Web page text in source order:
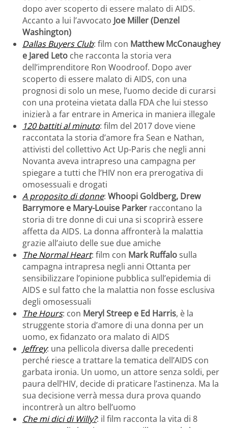
dopo aver scoperto di essere malato di AIDS.
Accanto a lui l’avvocato Joe Miller (Denzel
Washington)
Dallas Buyers Club: film con Matthew McConaughey
e Jared Leto che racconta la storia vera
dell’imprenditore Ron Woodroof. Dopo aver
scoperto di essere malato di AIDS, con una
prognosi di solo un mese, l’uomo decide di curarsi
con una proteina vietata dalla FDA che lui stesso
inizierà a far entrare in America in maniera illegale
120 battiti al minuto: film del 2017 dove viene
raccontata la storia d’amore fra Sean e Nathan,
attivisti del collettivo Act Up-Paris che negli anni
Novanta aveva intrapreso una campagna per
spiegare a tutti che l’HIV non era prerogativa di
omosessuali e drogati
A proposito di donne: Whoopi Goldberg, Drew
Barrymore e Mary-Louise Parker raccontano la
storia di tre donne di cui una si scoprirà essere
affetta da AIDS. La donna affronterà la malattia
grazie all’aiuto delle sue due amiche
The Normal Heart: film con Mark Ruffalosulla
campagna intrapresa negli anni Ottanta per
sensibilizzare l’opinione pubblica sull’epidemia di
AIDS e sul fatto che la malattia non fosse esclusiva
degli omosessuali
The Hours: con Meryl Streep e Ed Harris, è la
struggente storia d’amore di una donna per un
uomo, ex fidanzato ora malato di AIDS
Jeffrey: una pellicola diversa dalle precedenti
perché riesce a trattare la tematica dell’AIDS con
garbata ironia. Un uomo, un attore senza soldi, per
paura dell’HIV, decide di praticare l’astinenza. Ma la
sua decisione verrà messa dura prova quando
incontrerà un altro bell’uomo
Che mi dici di Willy?: il film racconta la vita di 8